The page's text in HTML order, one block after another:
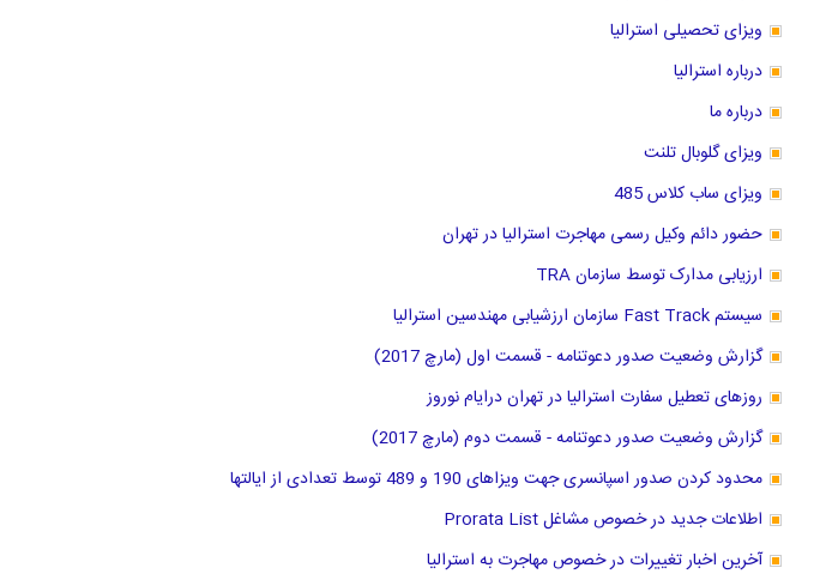
ویزای تحصیلی استرالیا
درباره استرالیا
درباره ما
ویزای گلوبال تلنت
ویزای ساب کلاس 485
حضور دائم وکیل رسمی مهاجرت استرالیا در تهران
ارزیابی مدارک توسط سازمان TRA
سیستم Fast Track سازمان ارزشیابی مهندسین استرالیا
گزارش وضعیت صدور دعوتنامه - قسمت اول (مارچ 2017)
روزهای تعطیل سفارت استرالیا در تهران درایام نوروز
گزارش وضعیت صدور دعوتنامه - قسمت دوم (مارچ 2017)
محدود کردن صدور اسپانسری جهت ویزاهای 190 و 489 توسط تعدادی از ایالتها
اطلاعات جدید در خصوص مشاغل Prorata List
آخرین اخبار تغییرات در خصوص مهاجرت به استرالیا